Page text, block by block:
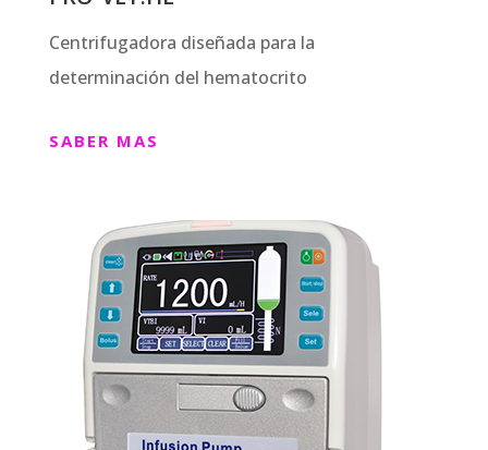
Centrifugadora diseñada para la
determinación del hematocrito
SABER MAS